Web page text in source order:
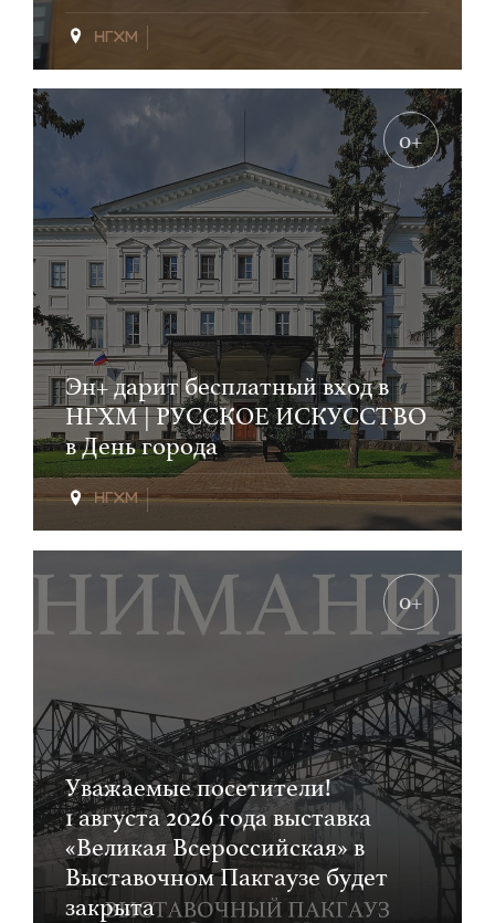
0+
Эн+ дарит бесплатный вход в
НГХМ | РУССКОЕ ИСКУССТВО
в День города
0+
Уважаемые посетители!
1 августа 2026 года выставка
«Великая Всероссийская» в
Выставочном Пакгаузе будет
закрыта